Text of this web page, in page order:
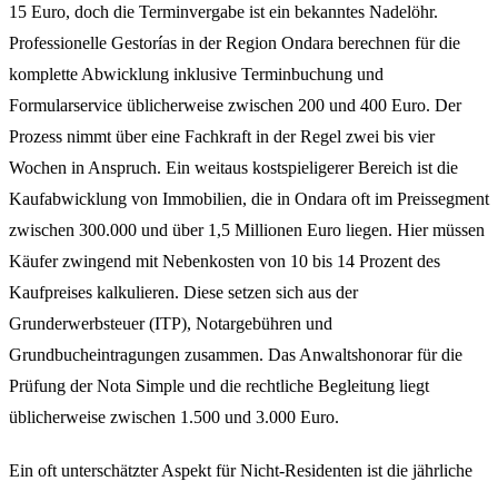
15 Euro, doch die Terminvergabe ist ein bekanntes Nadelöhr.
Professionelle Gestorías in der Region Ondara berechnen für die
komplette Abwicklung inklusive Terminbuchung und
Formularservice üblicherweise zwischen 200 und 400 Euro. Der
Prozess nimmt über eine Fachkraft in der Regel zwei bis vier
Wochen in Anspruch. Ein weitaus kostspieligerer Bereich ist die
Kaufabwicklung von Immobilien, die in Ondara oft im Preissegment
zwischen 300.000 und über 1,5 Millionen Euro liegen. Hier müssen
Käufer zwingend mit Nebenkosten von 10 bis 14 Prozent des
Kaufpreises kalkulieren. Diese setzen sich aus der
Grunderwerbsteuer (ITP), Notargebühren und
Grundbucheintragungen zusammen. Das Anwaltshonorar für die
Prüfung der Nota Simple und die rechtliche Begleitung liegt
üblicherweise zwischen 1.500 und 3.000 Euro.
Ein oft unterschätzter Aspekt für Nicht-Residenten ist die jährliche